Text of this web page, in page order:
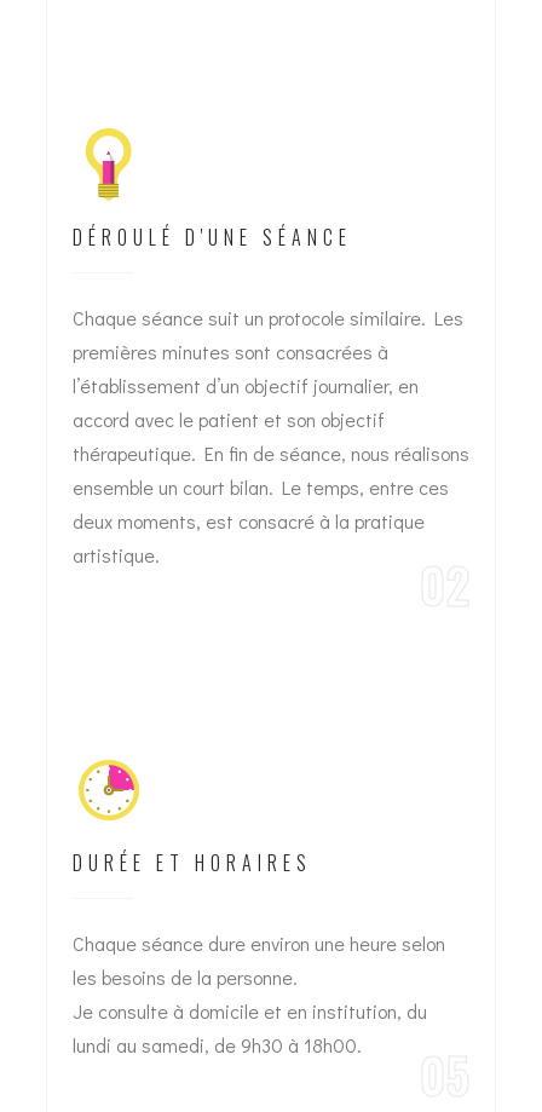
DÉROULÉ D'UNE SÉANCE
Chaque séance suit un protocole similaire. Les
premières minutes sont consacrées à
l’établissement d’un objectif journalier, en
accord avec le patient et son objectif
thérapeutique. En fin de séance, nous réalisons
ensemble un court bilan. Le temps, entre ces
deux moments, est consacré à la pratique
artistique.
02
DURÉE ET HORAIRES
Chaque séance dure environ une heure selon
les besoins de la personne.
Je consulte à domicile et en institution, du
lundi au samedi, de 9h30 à 18h00.
05